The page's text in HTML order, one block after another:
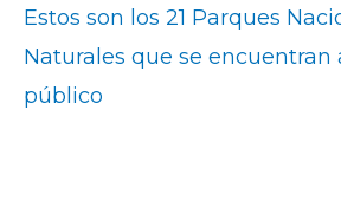
Estos son los 21 Parques
Naturales que se encuentran
público